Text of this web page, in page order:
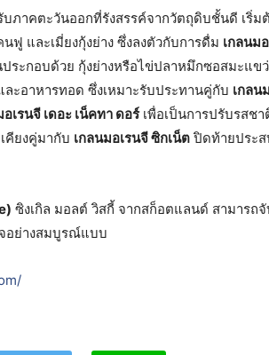
ภาคตะวันออกที่รังสรรค์จากวัตถุดิบชั้นดี เริ่ม
ฟู และเมี่ยงกุ้งย่าง ซึ่งลงตัวกับการดื่ม เกลนม
ระกอบด้วย กุ้งย่างหรือไข่ปลาหมึกซอสมะแข
ละอาหารทอด ซึ่งเหมาะรับประทานคู่กับ เกลน
อเรนจี เดอะ เน็คทา ดอร์เพื่อเป็นการปรับรสชา
คียงคู่มากับ เกลนมอเรนจี ซิกเน็ต ปิดท้ายประ
ซิงเกิล มอลต์ วิสกี้ จากสก็อตแลนด์ สามารถจั
อย่างสมบูรณ์แบบ